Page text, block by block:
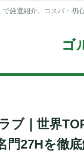
厳選紹介。コスパ・初
ゴ
ブ｜世界
門27Hを徹